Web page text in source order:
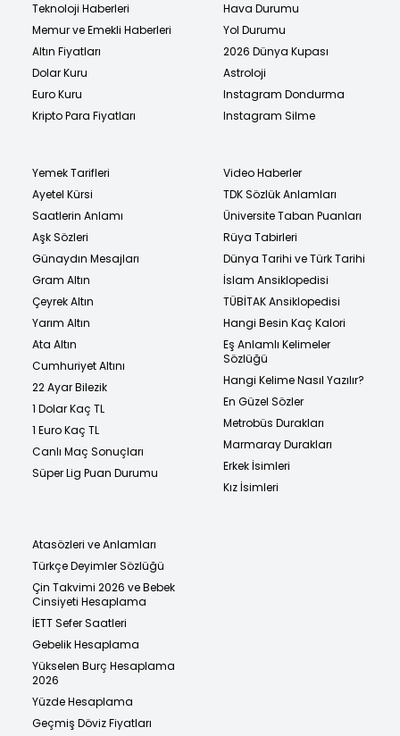
Teknoloji Haberleri
Memur ve Emekli Haberleri
Altın Fiyatları
Dolar Kuru
Euro Kuru
Kripto Para Fiyatları
Hava Durumu
Yol Durumu
2026 Dünya Kupası
Astroloji
Instagram Dondurma
Instagram Silme
Yemek Tarifleri
Ayetel Kürsi
Saatlerin Anlamı
Aşk Sözleri
Günaydın Mesajları
Gram Altın
Çeyrek Altın
Yarım Altın
Ata Altın
Cumhuriyet Altını
22 Ayar Bilezik
1 Dolar Kaç TL
1 Euro Kaç TL
Canlı Maç Sonuçları
Süper Lig Puan Durumu
Video Haberler
TDK Sözlük Anlamları
Üniversite Taban Puanları
Rüya Tabirleri
Dünya Tarihi ve Türk Tarihi
İslam Ansiklopedisi
TÜBİTAK Ansiklopedisi
Hangi Besin Kaç Kalori
Eş Anlamlı Kelimeler
Sözlüğü
Hangi Kelime Nasıl Yazılır?
En Güzel Sözler
Metrobüs Durakları
Marmaray Durakları
Erkek İsimleri
Kız İsimleri
Atasözleri ve Anlamları
Türkçe Deyimler Sözlüğü
Çin Takvimi 2026 ve Bebek
Cinsiyeti Hesaplama
İETT Sefer Saatleri
Gebelik Hesaplama
Yükselen Burç Hesaplama
2026
Yüzde Hesaplama
Geçmiş Döviz Fiyatları